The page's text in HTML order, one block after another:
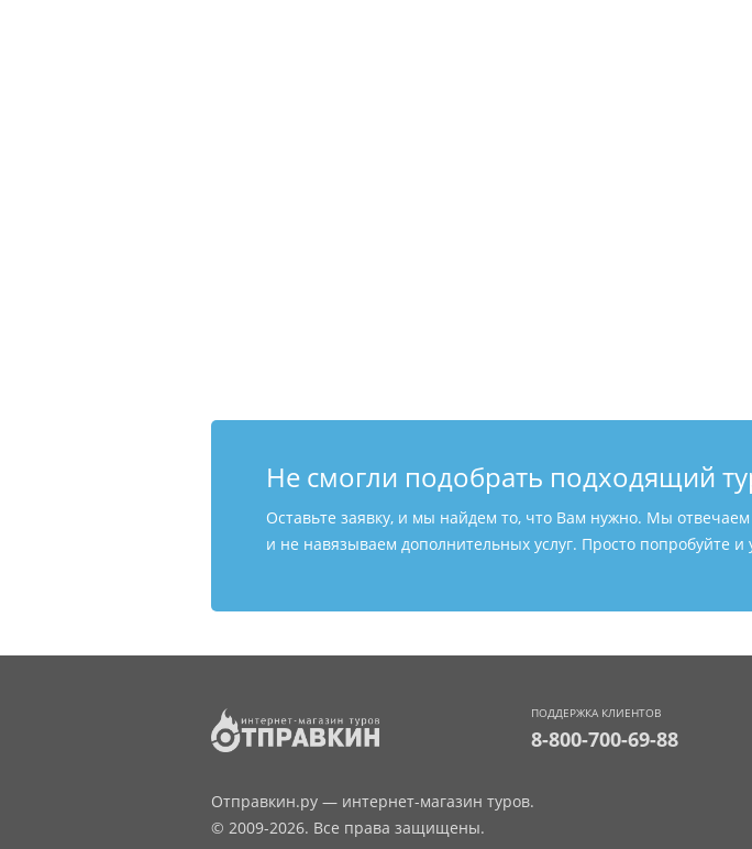
Не смогли подобрать подходящий
Оставьте заявку, и мы найдем то, что Вам нужно. Мы
и не навязываем дополнительных услуг. Просто попробуйте и
ПОДДЕРЖКА КЛИЕНТОВ
8-800-700-69-88
Отправкин.ру — интернет-магазин туров.
© 2009-2026. Все права защищены.